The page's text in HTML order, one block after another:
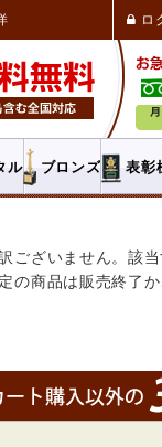
ロ
ル ブロンズ 表彰
ございません。該
の商品は販売終了